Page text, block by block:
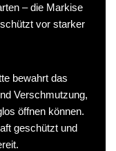
– die Markise
vor starker
bewahrt das
Verschmutzung,
öffnen können.
geschützt und